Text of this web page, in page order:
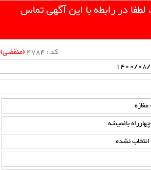
در رابطه با این آگهی تماس
کد : 4784 (منقضی)
باغمیشه
نشده